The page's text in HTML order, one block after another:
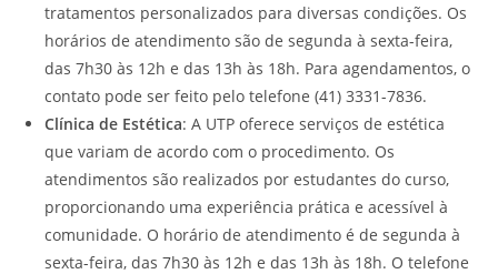
tratamentos personalizados para diversas condições. Os
horários de atendimento são de segunda à sexta-feira,
das 7h30 às 12h e das 13h às 18h. Para agendamentos, o
contato pode ser feito pelo telefone (41) 3331-7836.
Clínica de Estética: A UTP oferece serviços de estética
que variam de acordo com o procedimento. Os
atendimentos são realizados por estudantes do curso,
proporcionando uma experiência prática e acessível à
comunidade. O horário de atendimento é de segunda à
sexta-feira, das 7h30 às 12h e das 13h às 18h. O telefone